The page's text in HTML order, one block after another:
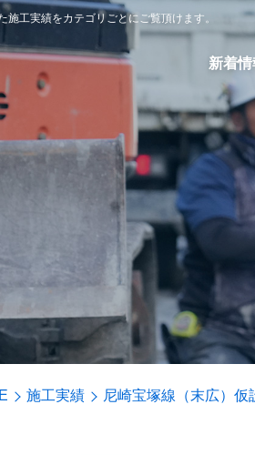
工実績をカテゴリごとにご覧頂けます。
新着情
施工実績 尼崎宝塚線（末広）仮